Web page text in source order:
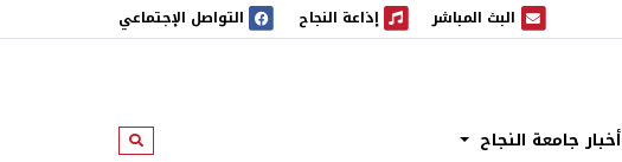
البث المباشر
البث المباشر إذاعة النجاح
إذاعة النجاح التواصل الإجتماعي
أخبار جامعة النجاح ابحث